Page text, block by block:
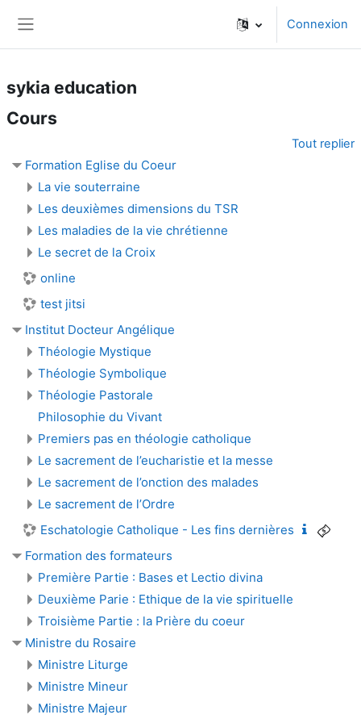
Connexion
sykia education
Cours
Tout replier
Formation Eglise du Coeur
La vie souterraine
Les deuxièmes dimensions du TSR
Les maladies de la vie chrétienne
Le secret de la Croix
online
test jitsi
Institut Docteur Angélique
Théologie Mystique
Théologie Symbolique
Théologie Pastorale
Philosophie du Vivant
Premiers pas en théologie catholique
Le sacrement de l’eucharistie et la messe
Le sacrement de l’onction des malades
Le sacrement de l’Ordre
Eschatologie Catholique - Les fins dernières
Formation des formateurs
Première Partie : Bases et Lectio divina
Deuxième Parie : Ethique de la vie spirituelle
Troisième Partie : la Prière du coeur
Ministre du Rosaire
Ministre Liturge
Ministre Mineur
Ministre Majeur